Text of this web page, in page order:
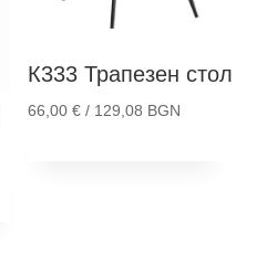
К333 Трапезен стол
66,00€ / 129,08 BGN